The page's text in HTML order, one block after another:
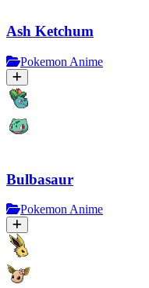
Ash Ketchum
Pokemon Anime
Bulbasaur
Pokemon Anime